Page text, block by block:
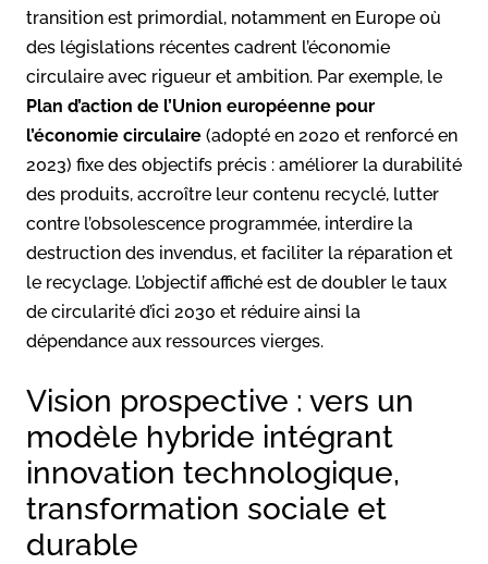
transition est primordial, notamment en Europe où
des législations récentes cadrent l’économie
circulaire avec rigueur et ambition. Par exemple, le
Plan d’action de l’Union européenne pour
l’économie circulaire (adopté en 2020 et renforcé en
2023) fixe des objectifs précis : améliorer la durabilité
des produits, accroître leur contenu recyclé, lutter
contre l’obsolescence programmée, interdire la
destruction des invendus, et faciliter la réparation et
le recyclage. L’objectif affiché est de doubler le taux
de circularité d’ici 2030 et réduire ainsi la
dépendance aux ressources vierges.
Vision prospective : vers un
modèle hybride intégrant
innovation technologique,
transformation sociale et
durable